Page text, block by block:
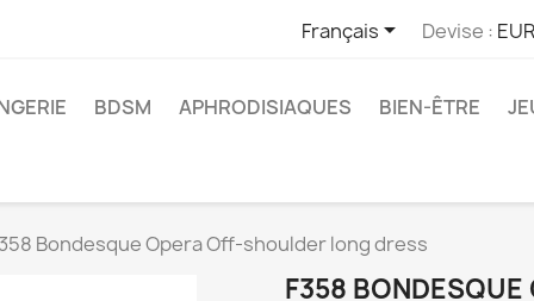
Français Devise :
BDSM APHRODISIAQUES BIEN-ÊTRE
Bondesque Opera Off-shoulder long dress
F358 BONDESQUE